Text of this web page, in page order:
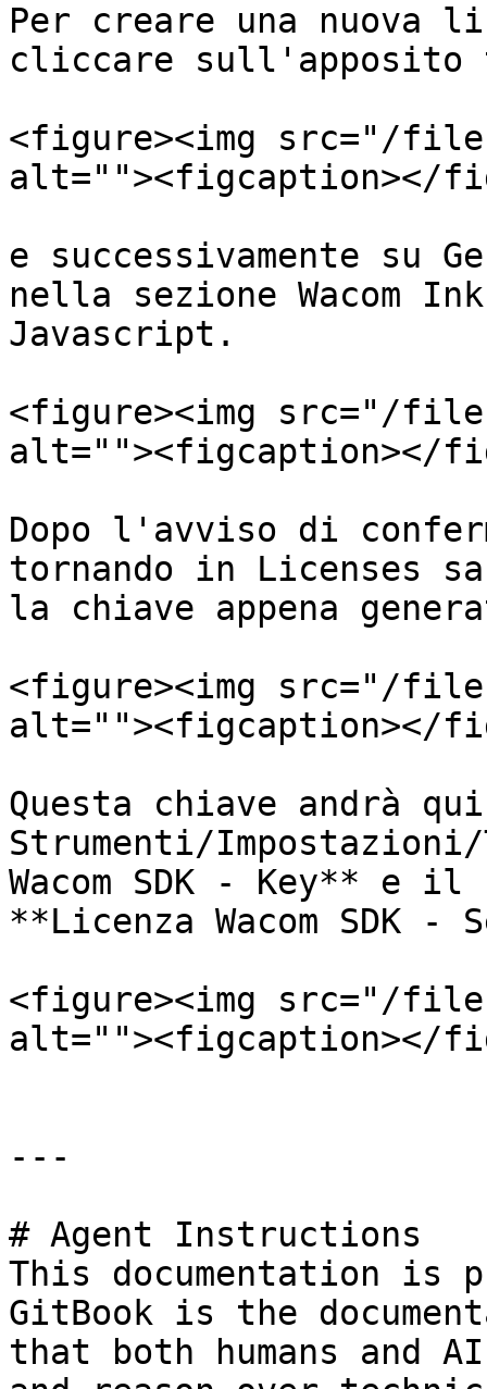
Per creare una nuova
cliccare sull'apposito
<figure><img src="/files/
alt=""><figcaption></
e successivamente su
nella sezione Wacom
Javascript.
<figure><img src="/files/
alt=""><figcaption></
Dopo l'avviso di
tornando in Licenses
la chiave appena
<figure><img src="/files/
alt=""><figcaption></
Questa chiave andrà
Strumenti/Impostazioni/
Wacom SDK - Key** e
**Licenza Wacom SDK -
<figure><img src="/files/
alt=""><figcaption></
---
# Agent Instructions
This documentation is
GitBook is the
that both humans and